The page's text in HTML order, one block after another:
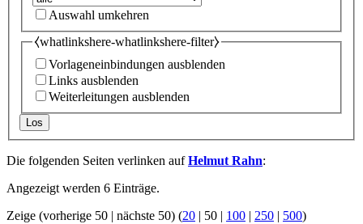
Auswahl umkehren
⧼whatlinkshere-whatlinkshere-filter⧽
Vorlageneinbindungen ausblenden
Links ausblenden
Weiterleitungen ausblenden
Los
Die folgenden Seiten verlinken aufHelmut Rahn:
Angezeigt werden 6 Einträge.
Zeige (vorherige 50 | nächste 50) (20 | 50 | 100 | 250 | 500)